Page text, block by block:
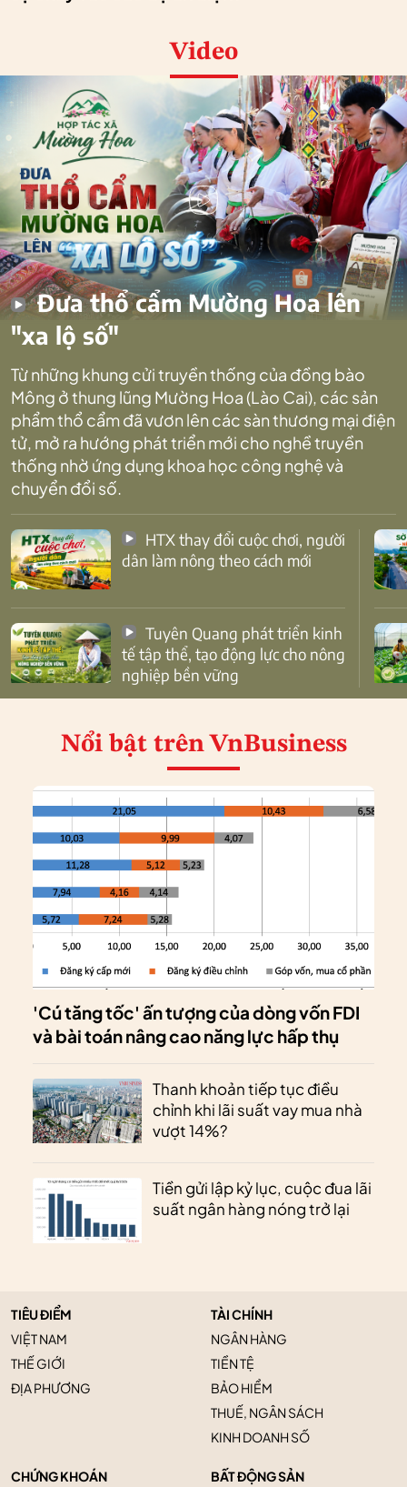
Video
Đưa thổ cẩm Mường Hoa lên
"xa lộ số"
Từ những khung cửi truyền thống của đồng bào
Mông ở thung lũng Mường Hoa (Lào Cai), các sản
phẩm thổ cẩm đã vươn lên các sàn thương mại điện
tử, mở ra hướng phát triển mới cho nghề truyền
thống nhờ ứng dụng khoa học công nghệ và
chuyển đổi số.
dân làm nông theo cách mới
tế tập thể, tạo động lực cho nông
nghiệp bền vững
Nổi bật trên VnBusiness
'Cú tăng tốc' ấn tượng của dòng vốn FDI
và bài toán nâng cao năng lực hấp thụ
Thanh khoản tiếp tục điều
chỉnh khi lãi suất vay mua nhà
vượt 14%?
Tiền gửi lập kỷ lục, cuộc đua lãi
suất ngân hàng nóng trở lại
TIÊU ĐIỂM
VIỆT NAM
THẾ GIỚI
ĐỊA PHƯƠNG
TÀI CHÍNH
NGÂN HÀNG
TIỀN TỆ
BẢO HIỂM
THUẾ, NGÂN SÁCH
KINH DOANH SỐ
CHỨNG KHOÁN
BẤT ĐỘNG SẢN